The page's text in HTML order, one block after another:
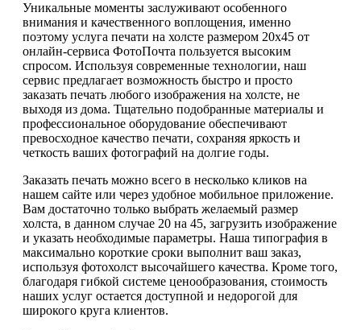
Уникальные моменты заслуживают особенного
внимания и качественного воплощения, именно
поэтому услуга печати на холсте размером 20х45 от
онлайн-сервиса ФотоПочта пользуется высоким
спросом. Используя современные технологии, наш
сервис предлагает возможность быстро и просто
заказать печать любого изображения на холсте, не
выходя из дома. Тщательно подобранные материалы и
профессиональное оборудование обеспечивают
превосходное качество печати, сохраняя яркость и
четкость ваших фотографий на долгие годы.
Заказать печать можно всего в несколько кликов на
нашем сайте или через удобное мобильное приложение.
Вам достаточно только выбрать желаемый размер
холста, в данном случае 20 на 45, загрузить изображение
и указать необходимые параметры. Наша типография в
максимально короткие сроки выполнит ваш заказ,
используя фотохолст высочайшего качества. Кроме того,
благодаря гибкой системе ценообразования, стоимость
наших услуг остается доступной и недорогой для
широкого круга клиентов.